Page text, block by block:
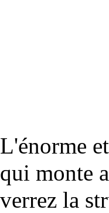
L'énorme
qui monte
verrez la